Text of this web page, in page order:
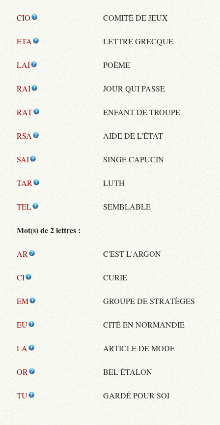
CIO COMITÉ DE JEUX
ETA LETTRE GRECQUE
LAI POÈME
RAI JOUR QUI PASSE
RAT ENFANT DE TROUPE
RSA AIDE DE L'ÉTAT
SAI SINGE CAPUCIN
TAR LUTH
TEL SEMBLABLE
Mot(s) de 2 lettres :
AR C'EST L'ARGON
CI CURIE
EM GROUPE DE STRATÈGES
EU CITÉ EN NORMANDIE
LA ARTICLE DE MODE
OR BEL ÉTALON
TU GARDÉ POUR SOI